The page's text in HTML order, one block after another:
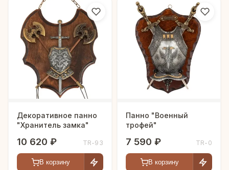
Декоративное панно
"Хранитель замка"
10 620 ₽ TR-93
В корзину
Панно "Военный
трофей"
7 590 ₽ TR-0
В корзину